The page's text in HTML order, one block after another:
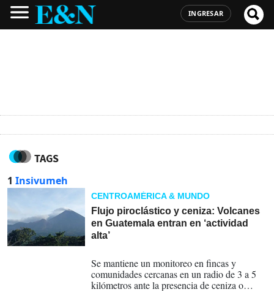
INGRESAR
TAGS
1 Insivumeh
CENTROAMÉRICA & MUNDO
Flujo piroclástico y ceniza: Volcanes
en Guatemala entran en ‘actividad
alta’
Se mantiene un monitoreo en fincas y
comunidades cercanas en un radio de 3 a 5
kilómetros ante la presencia de ceniza o